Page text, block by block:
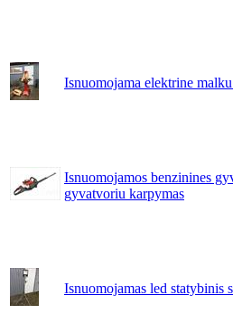
Isnuomojama elektrine
Isnuomojamos benzinines
gyvatvoriu karpymas
Isnuomojamas led statybinis